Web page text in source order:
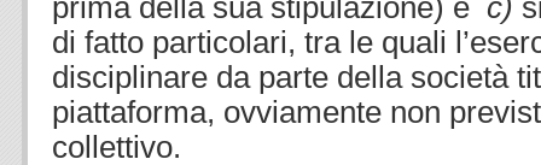
prima della sua stipulazione) e c)
di fatto particolari, tra le quali
disciplinare da parte della società
piattaforma, ovviamente non
collettivo.